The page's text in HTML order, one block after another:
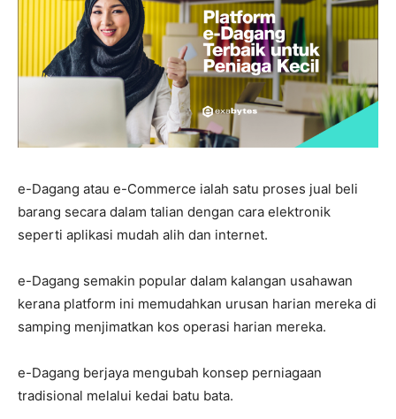
e-Dagang atau e-Commerce ialah satu proses jual beli
barang secara dalam talian dengan cara elektronik
seperti aplikasi mudah alih dan internet.
e-Dagang semakin popular dalam kalangan usahawan
kerana platform ini memudahkan urusan harian mereka di
samping menjimatkan kos operasi harian mereka.
e-Dagang berjaya mengubah konsep perniagaan
tradisional melalui kedai batu bata.